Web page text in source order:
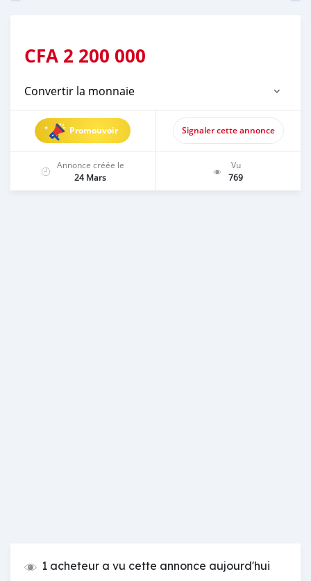
CFA 2 200 000
Convertir la monnaie
Promouvoir Signaler cette annonce
Annonce créée le
24 Mars
Vu
769
1 acheteur a vu cette annonce aujourd'hui